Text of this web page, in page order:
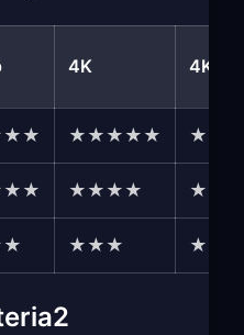
4K 4K
★★★★★
★★★★
★★★ ★★★